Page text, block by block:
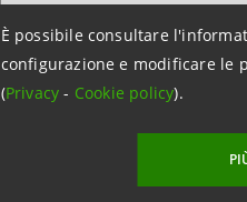
È possibile consultare
configurazione e modificare le
(Privacy- Cookie policy).
della Difesa
Finanze Giulio
Risparmio di Torino,
Per informazioni
Intesa Sanpaolo